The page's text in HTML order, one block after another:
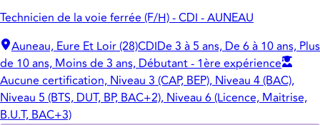
Technicien de la voie ferrée (F/H) - CDI - AUNEAU
Auneau, Eure Et Loir (28)CDIDe 3 à 5 ans, De 6 à 10 ans, Plus
de 10 ans, Moins de 3 ans, Débutant - 1ère expérience
Aucune certification, Niveau 3 (CAP, BEP), Niveau 4 (BAC),
Niveau 5 (BTS, DUT, BP, BAC+2), Niveau 6 (Licence, Maitrise,
B.U.T, BAC+3)